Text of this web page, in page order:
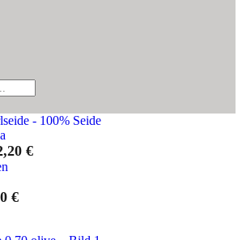
- 100% Seide
€
€